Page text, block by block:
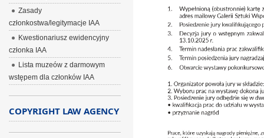
Zasady
członkostwa/legitymacje IAA
Kwestionariusz ewidencyjny
członka IAA
Lista muzeów z darmowym
wstępem dla członków IAA
COPYRIGHT LAW AGENCY